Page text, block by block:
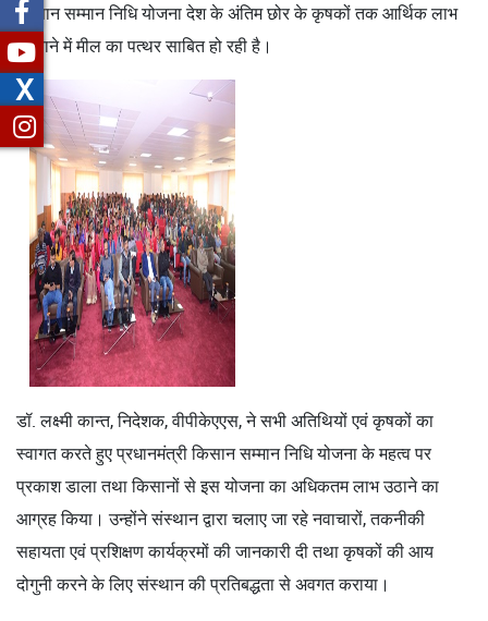
किसान सम्मान निधि योजना देश के अंतिम छोर के कृषकों तक आर्थिक लाभ
पहुंचाने में मील का पत्थर साबित हो रही है।
डॉ. लक्ष्मी कान्‍त, निदेशक, वीपीकेएएस, ने सभी अतिथियों एवं कृषकों का
स्वागत करते हुए प्रधानमंत्री किसान सम्मान निधि योजना के महत्व पर
प्रकाश डाला तथा किसानों से इस योजना का अधिकतम लाभ उठाने का
आग्रह किया। उन्होंने संस्थान द्वारा चलाए जा रहे नवाचारों, तकनीकी
सहायता एवं प्रशिक्षण कार्यक्रमों की जानकारी दी तथा कृषकों की आय
दोगुनी करने के लिए संस्थान की प्रतिबद्धता से अवगत कराया।
X